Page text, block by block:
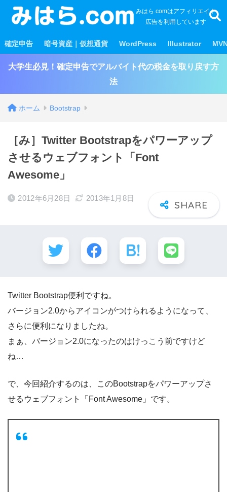
みはら.comはアフィリエイト
広告を利用しています
確定申告 暗号資産｜仮想通貨 WordPress Illustrator
大学生必見！確定申告でアルバイト代の税金を取り戻す方
法
ホーム Bootstrap
［み］Twitter Bootstrapをパワーアップ
させるウェブフォント「Font
Awesome」
2012年6月28日 2013年1月8日
Twitter Bootstrap便利ですね。
バージョン2.0からアイコンがつけられるようになって、
さらに便利になりましたね。
まぁ、バージョン2.0になったのはけっこう前ですけど
ね…
で、今回紹介するのは、このBootstrapをパワーアップさ
せるウェブフォント「Font Awesome」です。